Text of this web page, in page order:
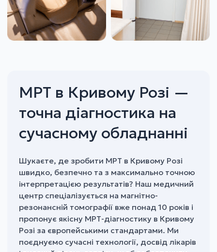
МРТ в Кривому Розі —
точна діагностика на
сучасному обладнанні
Шукаєте, де зробити МРТ в Кривому Розі
швидко, безпечно та з максимально точною
інтерпретацією результатів? Наш медичний
центр спеціалізується на магнітно-
резонансній томографії вже понад 10 років і
пропонує якісну МРТ-діагностику в Кривому
Розі за європейськими стандартами. Ми
поєднуємо сучасні технології, досвід лікарів